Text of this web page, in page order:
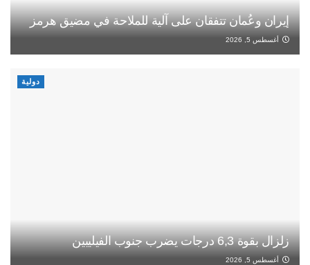
إيران وعُمان تتفقان على آلية للملاحة في مضيق هرمز
أغسطس 5, 2026
دولية
زلزال بقوة 6,3 درجات يضرب جنوب الفيليبين
أغسطس 5, 2026